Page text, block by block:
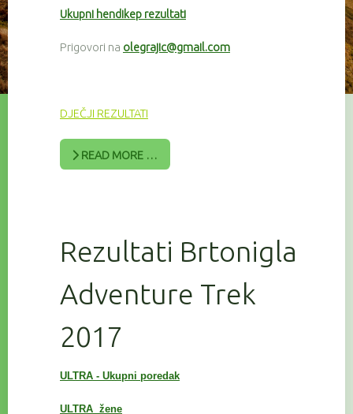
Ukupni hendikep rezultati
Prigovori na olegrajic@gmail.com
DJEČJI REZULTATI
READ MORE …
Rezultati Brtonigla
Adventure Trek
2017
ULTRA - Ukupni poredak
ULTRA žene